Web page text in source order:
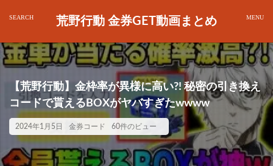
荒野行動 金券GET動画まとめ
【荒野行動】金枠率が異様に高い?! 秘密の引き換え
コードで貰えるBOXがヤバすぎたwwww
2024年1月5日 金券コード 60件のビュー